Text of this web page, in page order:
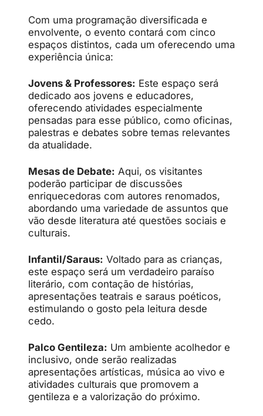
Com uma programação diversificada e
envolvente, o evento contará com cinco
espaços distintos, cada um oferecendo uma
experiência única:
Jovens & Professores: Este espaço será
dedicado aos jovens e educadores,
oferecendo atividades especialmente
pensadas para esse público, como oficinas,
palestras e debates sobre temas relevantes
da atualidade.
Mesas de Debate: Aqui, os visitantes
poderão participar de discussões
enriquecedoras com autores renomados,
abordando uma variedade de assuntos que
vão desde literatura até questões sociais e
culturais.
Infantil/Saraus: Voltado para as crianças,
este espaço será um verdadeiro paraíso
literário, com contação de histórias,
apresentações teatrais e saraus poéticos,
estimulando o gosto pela leitura desde
cedo.
Palco Gentileza: Um ambiente acolhedor e
inclusivo, onde serão realizadas
apresentações artísticas, música ao vivo e
atividades culturais que promovem a
gentileza e a valorização do próximo.